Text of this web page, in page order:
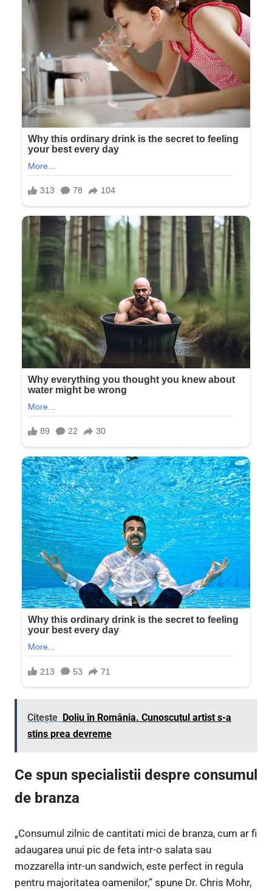
Citește Doliu în România. Cunoscutul artist s-a
stins prea devreme
Ce spun specialistii despre consumul
de branza
„Consumul zilnic de cantitati mici de branza, cum ar fi
adaugarea unui pic de feta intr-o salata sau
mozzarella intr-un sandwich, este perfect in regula
pentru majoritatea oamenilor,” spune Dr. Chris Mohr,